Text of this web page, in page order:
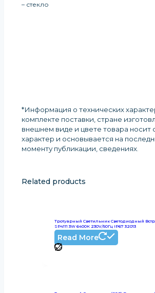
– стекло
*Информация о технических
комплекте поставки, стране
внешнем виде и цвете товара носит
характер и основывается на
моменту публикации, сведениях.
Related products
Тротуарный Светильник Светодиодный
SP4111 3W 6400К 230V/50Гц IP67 32013
Read More